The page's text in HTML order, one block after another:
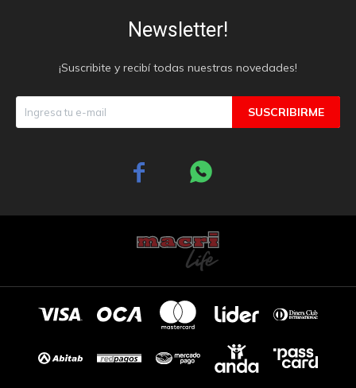
Newsletter!
¡Suscribite y recibí todas nuestras novedades!
SUSCRIBIRME
 